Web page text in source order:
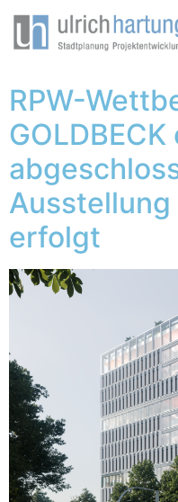
RPW-
erfolgt